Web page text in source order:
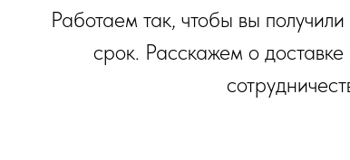
Работаем так, чтобы вы
срок. Расскажем о